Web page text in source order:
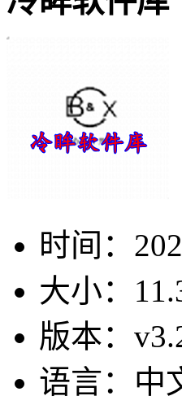
时间：
大小：
版本：
语言： 中